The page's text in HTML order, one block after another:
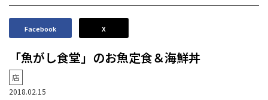
i
Facebook X
「魚がし食堂」のお魚定食＆海鮮丼
店
2018.02.15